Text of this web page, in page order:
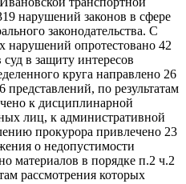
нарушений законов в сфере
законодательства. С
нарушений опротестовано 42
в защиту интересов
круга направлено 26
по результатам
к дисциплинарной
лиц, к административной
прокурора привлечено 23
о недопустимости
материалов в порядке п.2 ч.2
рассмотрения которых